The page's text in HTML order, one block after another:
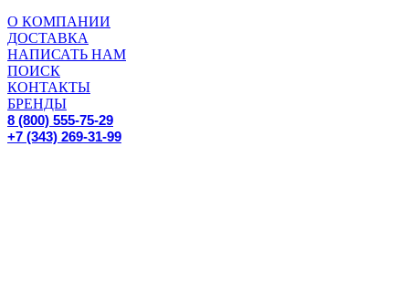
О КОМПАНИИ
ДОСТАВКА
НАПИСАТЬ НАМ
ПОИСК
КОНТАКТЫ
БРЕНДЫ
8 (800) 555-75-29
+7 (343) 269-31-99